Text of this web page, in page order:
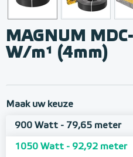
MAGNUM
W/m¹ (4mm)
Maak uw keuze
900 Watt - 79,65 meter
1050 Watt - 92,92 meter